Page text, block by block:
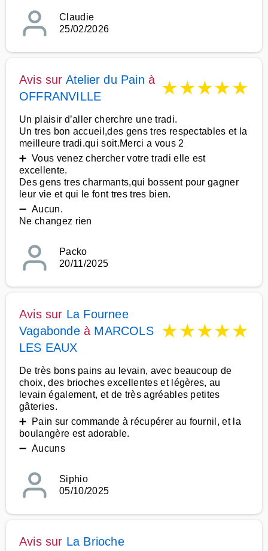
Claudie
25/02/2026
Avis sur Atelier du Pain à
OFFRANVILLE
★★★★★
Un plaisir d’aller cherchre une tradi.
Un tres bon accueil,des gens tres respectables et la
meilleure tradi.qui soit.Merci a vous 2
➕ Vous venez chercher votre tradi elle est
excellente.
Des gens tres charmants,qui bossent pour gagner
leur vie et qui le font tres tres bien.
➖ Aucun.
Ne changez rien
Packo
20/11/2025
Avis sur La Fournee
Vagabondeà MARCOLS
LES EAUX
★★★★★
De très bons pains au levain, avec beaucoup de
choix, des brioches excellentes et légères, au
levain également, et de très agréables petites
gâteries.
➕ Pain sur commande à récupérer au fournil, et la
boulangère est adorable.
➖ Aucuns
Siphio
05/10/2025
Avis sur La Brioche